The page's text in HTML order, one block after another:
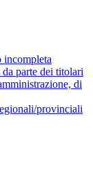
incompleta
parte dei titolari
di
provinciali